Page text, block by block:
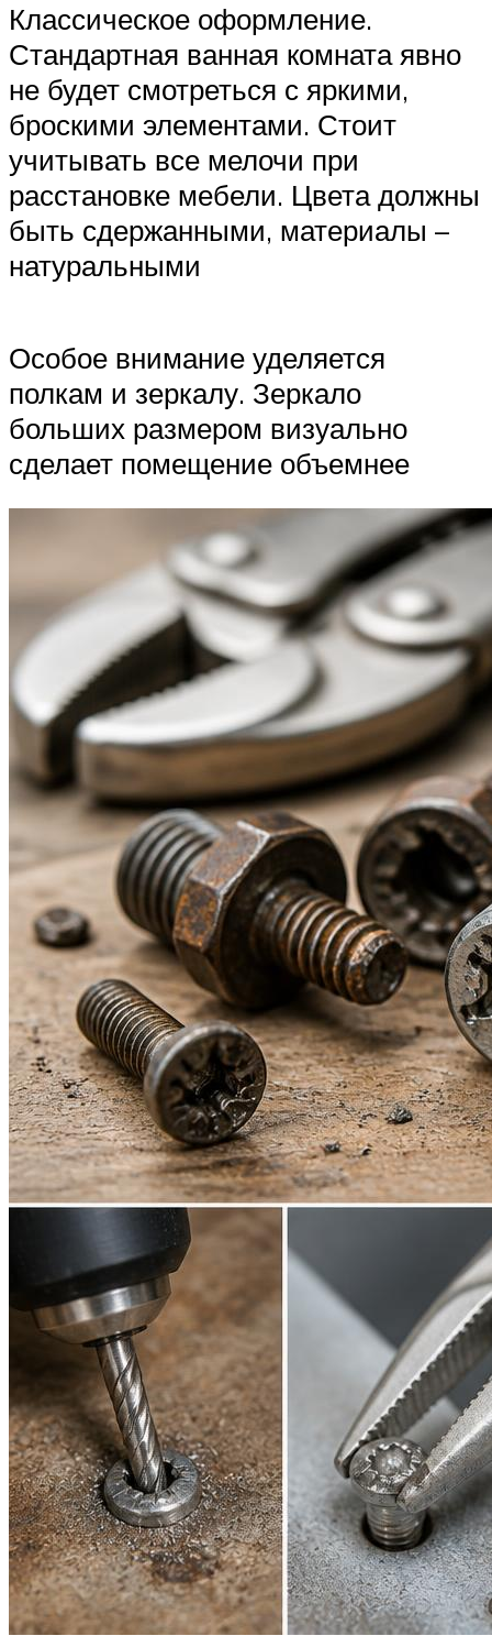
Классическое оформление.
Стандартная ванная комната явно
не будет смотреться с яркими,
броскими элементами. Стоит
учитывать все мелочи при
расстановке мебели. Цвета должны
быть сдержанными, материалы –
натуральными
Особое внимание уделяется
полкам и зеркалу. Зеркало
больших размером визуально
сделает помещение объемнее